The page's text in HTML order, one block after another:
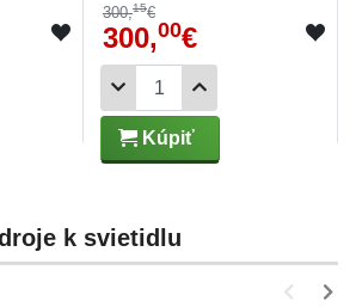
300,15€
300,00€
Kúpiť
k svietidlu